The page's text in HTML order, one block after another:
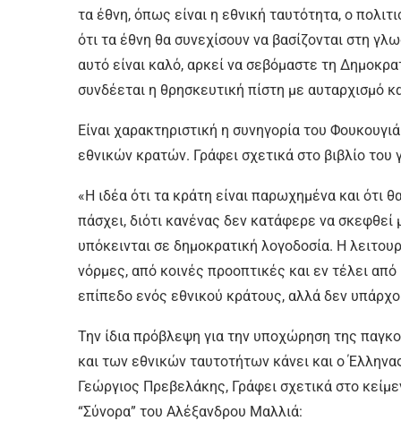
τα έθνη, όπως είναι η εθνική ταυτότητα, ο
ότι τα έθνη θα συνεχίσουν να βασίζονται στη
αυτό είναι καλό, αρκεί να σεβόμαστε τη
συνδέεται η θρησκευτική πίστη με αυταρχισμό
Είναι χαρακτηριστική η συνηγορία του
εθνικών κρατών. Γράφει σχετικά στο βιβλίο του
«Η ιδέα ότι τα κράτη είναι παρωχημένα και ότι
πάσχει, διότι κανένας δεν κατάφερε να
υπόκεινται σε δημοκρατική λογοδοσία. Η
νόρμες, από κοινές προοπτικές και εν τέλει
επίπεδο ενός εθνικού κράτους, αλλά δεν
Την ίδια πρόβλεψη για την υποχώρηση της
και των εθνικών ταυτοτήτων κάνει και ο
Γεώργιος Πρεβελάκης, Γράφει σχετικά στο
“Σύνορα” του Αλέξανδρου Μαλλιά: